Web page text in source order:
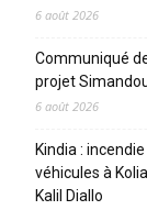
6 août 2026
Communiqué
projet
6 août 2026
Kindia :
véhicules à
Kalil Diallo